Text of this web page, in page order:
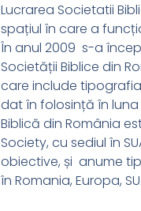
Lucrarea Societatii
spațiul în care a
În anul 2009 s-a
Societății Biblice din
care include
dat în folosință în luna
Biblică din România
Society, cu sediul în
obiective, și anume
în Romania, Europa,